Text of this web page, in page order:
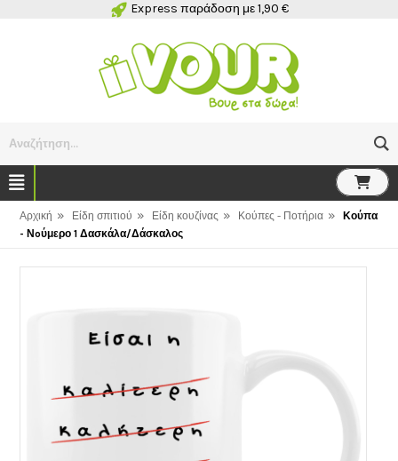
Express παράδοση με 1,90 €
Αναζήτηση...
Αρχική » Είδη σπιτιού » Είδη κουζίνας » Κούπες - Ποτήρια »
Κούπα
- Νoύμερο 1 Δασκάλα/Δάσκαλος